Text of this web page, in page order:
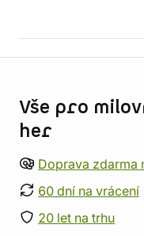
Vše pro
her
Doprava zdarma
60 dní na vrácení
20 let na trhu